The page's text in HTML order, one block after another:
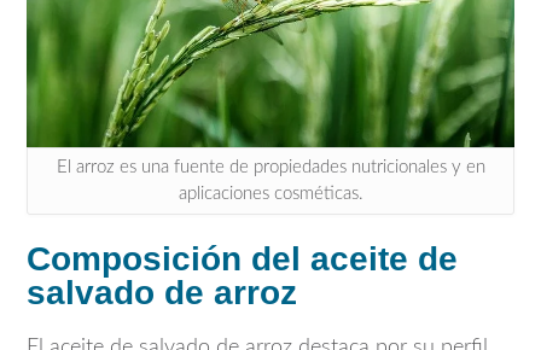
El arroz es una fuente de propiedades nutricionales y en
aplicaciones cosméticas.
Composición del aceite de
salvado de arroz